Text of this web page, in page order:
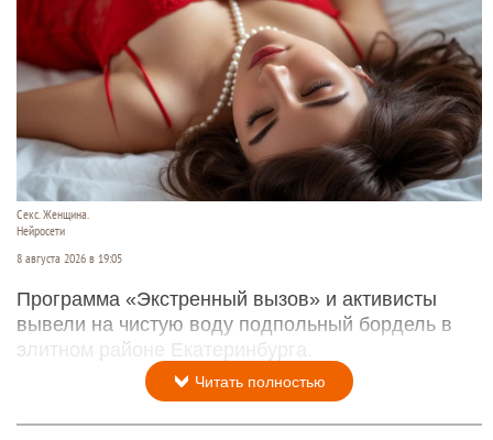
Секс. Женщина.
Нейросети
8 августа 2026 в 19:05
Программа «Экстренный вызов» и активисты
вывели на чистую воду подпольный бордель в
элитном районе Екатеринбурга.
Читать полностью